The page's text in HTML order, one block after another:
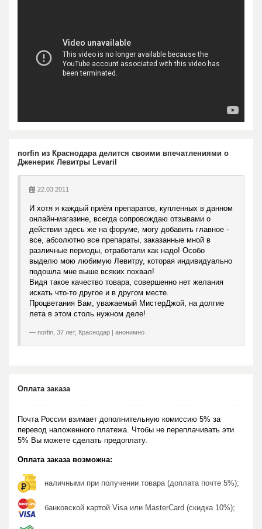
norfin из Краснодара делится своими впечатлениями о
Дженерик Левитры Levaril
22.03.2011
И хотя я каждый приём препаратов, купленных в данном
онлайн-магазине, всегда сопровождаю отзывами о
действии здесь же на форуме, могу добавить главное -
все, абсолютно все препараты, заказанные мной в
различные периоды, отработали как надо! Особо
выделю мою любимую Левитру, которая индивидуально
подошла мне выше всяких похвал!
Видя такое качество товара, совершенно нет желания
искать что-то другое и в другом месте.
Процветания Вам, уважаемый МистерДжой, на долгие
лета в этом столь нужном деле!
norfin, 37 лет, Краснодар | анонимно
Оплата заказа
Почта России взимает дополнительную комиссию 5% за
перевод наложенного платежа. Чтобы не переплачивать эти
5% Вы можете сделать предоплату.
Оплата заказа возможна:
наличными при получении товара (доплата почте 5%);
банковской картой Visa или MasterCard (скидка 10%);